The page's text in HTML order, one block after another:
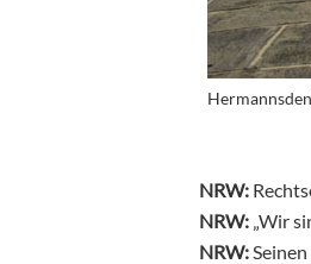
NRW:
NRW: „Wir
NRW: